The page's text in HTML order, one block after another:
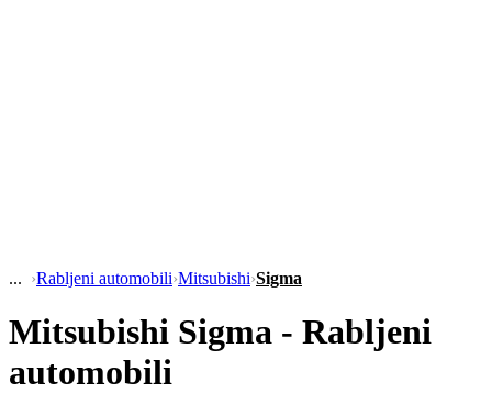
›Rabljeni automobili›Mitsubishi›Sigma
Mitsubishi Sigma - Rabljeni
automobili